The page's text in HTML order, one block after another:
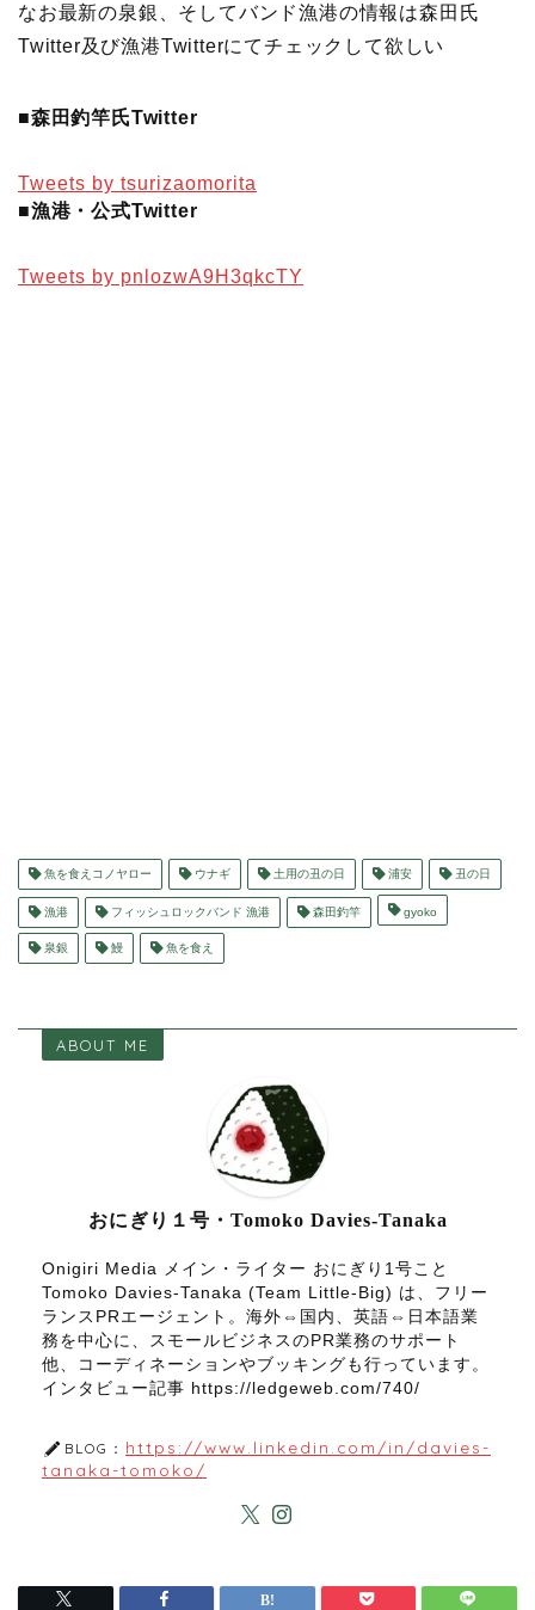
なお最新の泉銀、そしてバンド漁港の情報は森田氏
Twitter及び漁港Twitterにてチェックして欲しい
■森田釣竿氏Twitter
Tweets by tsurizaomorita
■漁港・公式Twitter
Tweets by pnlozwA9H3qkcTY
魚を食えコノヤロー ウナギ 土用の丑の日 浦安 丑の日
漁港 フィッシュロックバンド 漁港 森田釣竿 gyoko
泉銀 鰻 魚を食え
ABOUT ME
おにぎり１号・Tomoko Davies-Tanaka
Onigiri Media メイン・ライター おにぎり1号こと
Tomoko Davies-Tanaka (Team Little-Big) は、フリー
ランスPRエージェント。海外⇔国内、英語⇔日本語業
務を中心に、スモールビジネスのPR業務のサポート
他、コーディネーションやブッキングも行っています。
インタビュー記事 https://ledgeweb.com/740/
BLOG： https://www.linkedin.com/in/davies-
tanaka-tomoko/